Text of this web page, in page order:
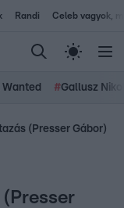
Randi Celeb vagyok,
Wanted #Gallusz
(Presser Gábor)